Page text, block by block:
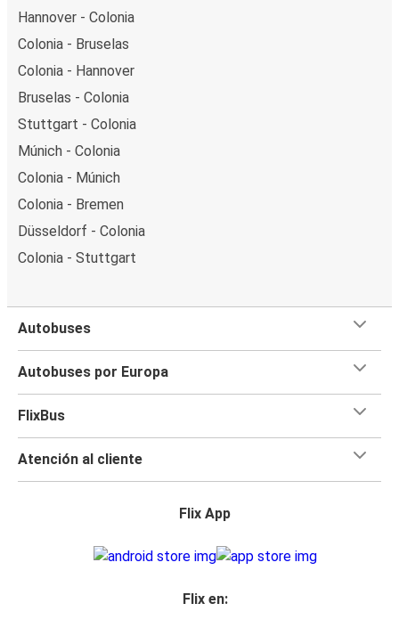
Hannover - Colonia
Colonia - Bruselas
Colonia - Hannover
Bruselas - Colonia
Stuttgart - Colonia
Múnich - Colonia
Colonia - Múnich
Colonia - Bremen
Düsseldorf - Colonia
Colonia - Stuttgart
Autobuses
Autobuses por Europa
FlixBus
Atención al cliente
Flix App
Flix en: